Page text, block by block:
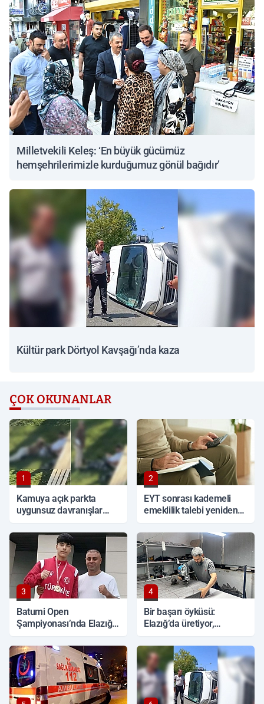
Milletvekili Keleş: ‘En büyük gücümüz
hemşehrilerimizle kurduğumuz gönül bağıdır’
Kültür park Dörtyol Kavşağı’nda kaza
ÇOK OKUNANLAR
1
Kamuya açık parkta
uygunsuz davranışlar
2
EYT sonrası kademeli
emeklilik talebi yeniden
3
Batumi Open
Şampiyonası’nda Elazığlı
4
Bir başarı öyküsü:
Elazığ’da üretiyor,
gönderiyor